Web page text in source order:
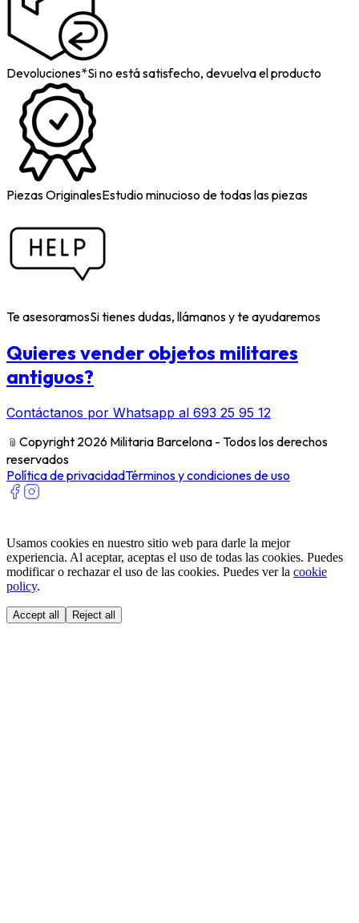
Devoluciones*Si no está satisfecho, devuelva el producto
Piezas OriginalesEstudio minucioso de todas las piezas
Te asesoramosSi tienes dudas, llámanos y te ayudaremos
Quieres vender objetos militares
antiguos?
Contáctanos por Whatsapp al 693 25 95 12
﹫ Copyright 2026 Militaria Barcelona - Todos los derechos
reservados
Política de privacidadTérminos y condiciones de uso
Usamos cookies en nuestro sitio web para darle la mejor
experiencia. Al aceptar, aceptas el uso de todas las cookies. Puedes
modificar o rechazar el uso de las cookies. Puedes ver la cookie
policy.
Accept all Reject all